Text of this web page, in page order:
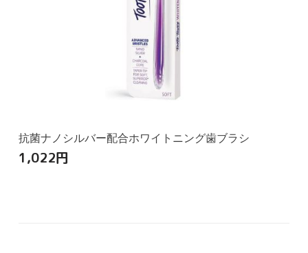
抗菌ナノシルバー配合ホワイトニング歯ブラシ
1,022円